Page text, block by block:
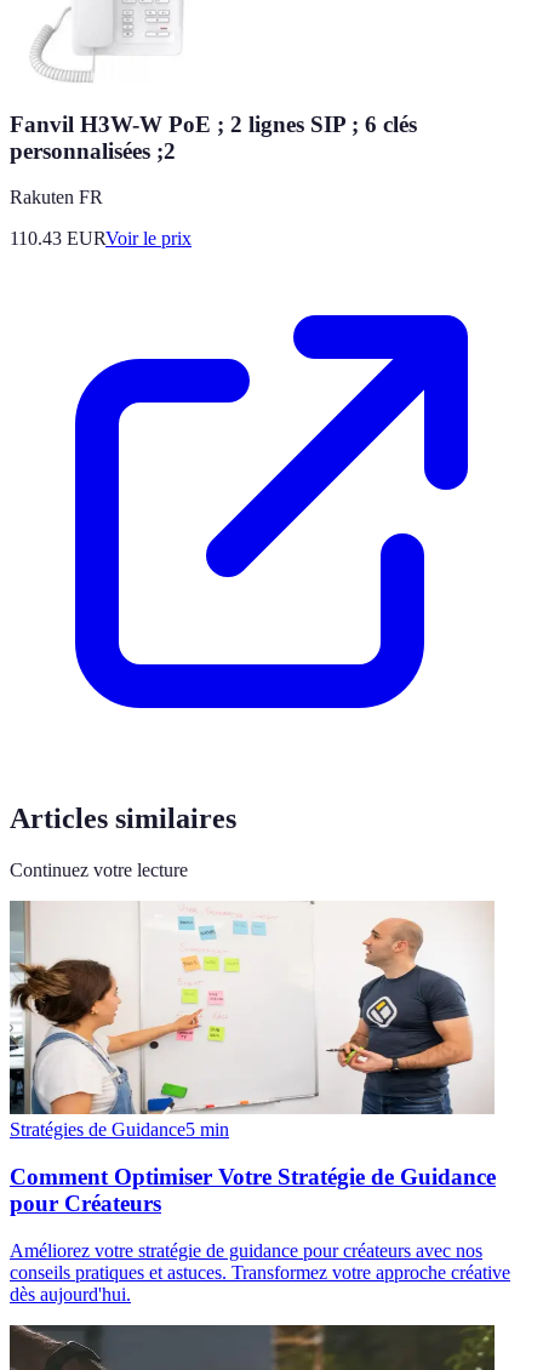
Fanvil H3W-W PoE ; 2 lignes SIP ; 6 clés
personnalisées ;2
Rakuten FR
110.43 EURVoir le prix
Articles similaires
Continuez votre lecture
Stratégies de Guidance5 min
Comment Optimiser Votre Stratégie de Guidance
pour Créateurs
Améliorez votre stratégie de guidance pour créateurs avec nos
conseils pratiques et astuces. Transformez votre approche créative
dès aujourd'hui.